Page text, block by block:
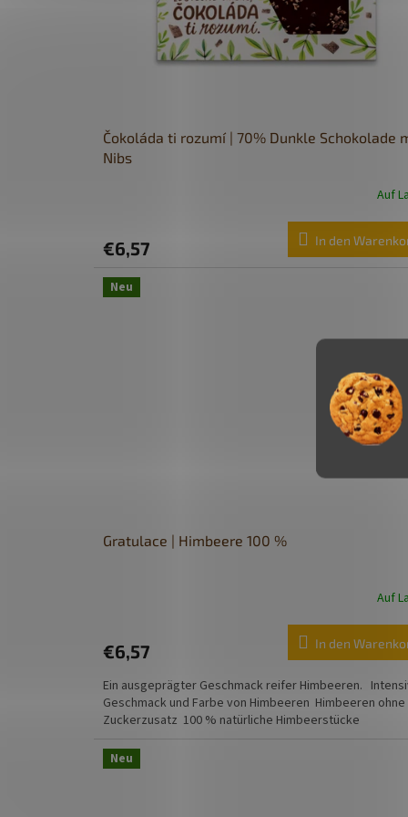
Čokoláda ti rozumí | 70% Dunkle Schokolade
Nibs
Auf
€6,57 In den
Neu
Gratulace | Himbeere 100 %
Auf
€6,57 In den
Ein ausgeprägter Geschmack reifer Himbeeren.
Geschmack und Farbe von Himbeeren Himbeeren ohne
Zuckerzusatz 100 % natürliche Himbeerstücke
Neu